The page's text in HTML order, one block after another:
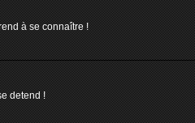
à se connaître !
detend !